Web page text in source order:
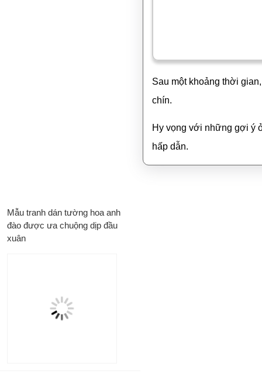
Sau một khoảng thời
chín.
Hy vọng với những gợi ý
hấp dẫn.
Mẫu tranh dán tường hoa anh
đào được ưa chuộng dịp đầu
xuân